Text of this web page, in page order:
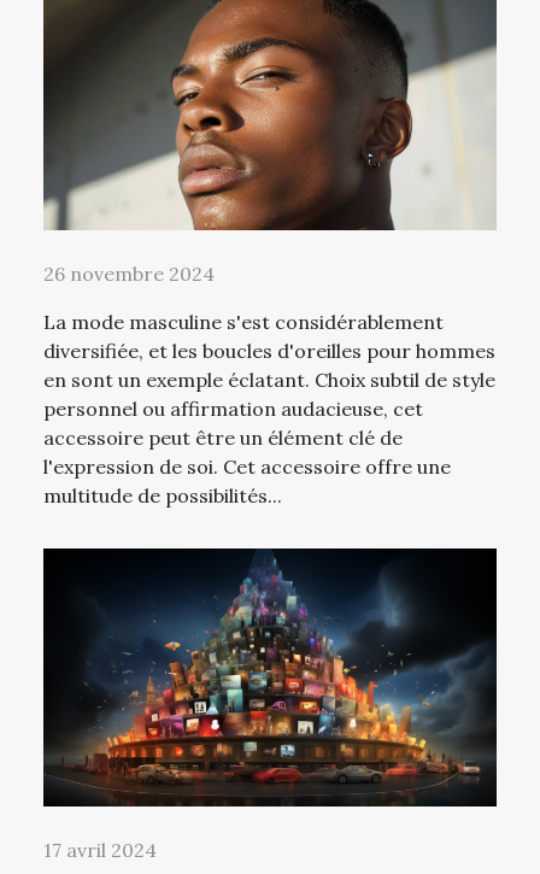
26 novembre 2024
La mode masculine s'est considérablement
diversifiée, et les boucles d'oreilles pour hommes
en sont un exemple éclatant. Choix subtil de style
personnel ou affirmation audacieuse, cet
accessoire peut être un élément clé de
l'expression de soi. Cet accessoire offre une
multitude de possibilités...
17 avril 2024